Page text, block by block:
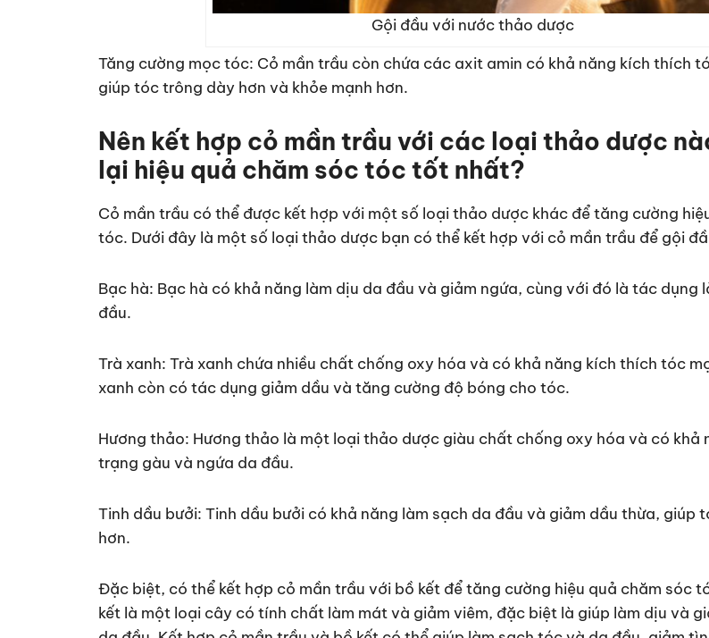
Gội đầu với nước thảo dược
Tăng cường mọc tóc: Cỏ mần trầu còn chứa các axit amin có khả năng kích thích
giúp tóc trông dày hơn và khỏe mạnh hơn.
Nên kết hợp cỏ mần trầu với các loại thảo dược
lại hiệu quả chăm sóc tóc tốt nhất?
Cỏ mần trầu có thể được kết hợp với một số loại thảo dược khác để tăng cường
tóc. Dưới đây là một số loại thảo dược bạn có thể kết hợp với cỏ mần trầu để gội
Bạc hà: Bạc hà có khả năng làm dịu da đầu và giảm ngứa, cùng với đó là tác dụng
đầu.
Trà xanh: Trà xanh chứa nhiều chất chống oxy hóa và có khả năng kích thích tóc
xanh còn có tác dụng giảm dầu và tăng cường độ bóng cho tóc.
Hương thảo: Hương thảo là một loại thảo dược giàu chất chống oxy hóa và có khả
trạng gàu và ngứa da đầu.
Tinh dầu bưởi: Tinh dầu bưởi có khả năng làm sạch da đầu và giảm dầu thừa, giúp
hơn.
Đặc biệt, có thể kết hợp cỏ mần trầu với bồ kết để tăng cường hiệu quả chăm sóc
kết là một loại cây có tính chất làm mát và giảm viêm, đặc biệt là giúp làm dịu và